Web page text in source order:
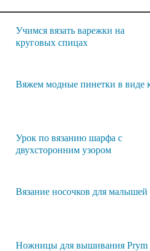
Учимся вязать варежки на
круговых спицах
Вяжем модные пинетки в виде
Урок по вязанию шарфа с
двухсторонним узором
Вязание носочков для малышей
Ножницы для вышивания Prym